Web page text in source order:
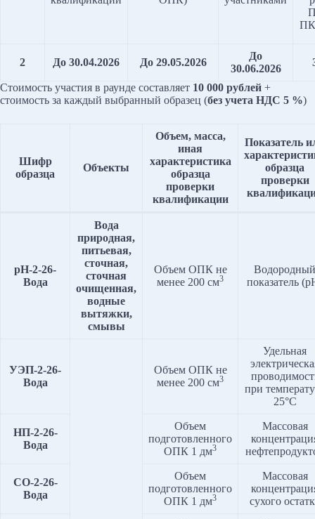
ПК
2 До 30.04.2026 До 29.05.2026
До
30.06.2026
Стоимость участия в раунде составляет 10 000 рублей +
стоимость за каждый выбранный образец (без учета НДС 5 %)
Шифр
образца
Объекты
Объем, масса,
иная
характеристика
образца
проверки
квалификации
Показатель
образца
проверки
pH-2-26-
Вода
Вода
природная,
питьевая,
сточная,
сточная
очищенная,
водные
вытяжки,
смывы
Объем ОПК не
менее 200 см3
Водородный
показатель
УЭП-2-26-
Вода
Объем ОПК не
менее 200 см3
Удельная
при
25°C
НП-2-26-
Вода
Объем
подготовленного
ОПК 1 дм3
Массовая
СО-2-26-
Вода
Объем
подготовленного
ОПК 1 дм3
Массовая
сухого